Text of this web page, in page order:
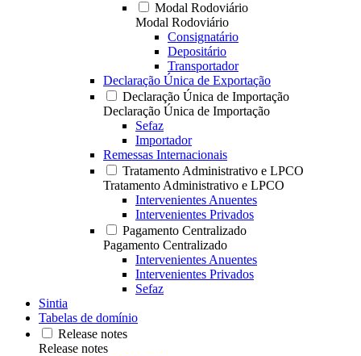
Modal Rodoviário
Modal Rodoviário
Consignatário
Depositário
Transportador
Declaração Única de Exportação
Declaração Única de Importação
Declaração Única de Importação
Sefaz
Importador
Remessas Internacionais
Tratamento Administrativo e LPCO
Tratamento Administrativo e LPCO
Intervenientes Anuentes
Intervenientes Privados
Pagamento Centralizado
Pagamento Centralizado
Intervenientes Anuentes
Intervenientes Privados
Sefaz
Sintia
Tabelas de domínio
Release notes
Release notes